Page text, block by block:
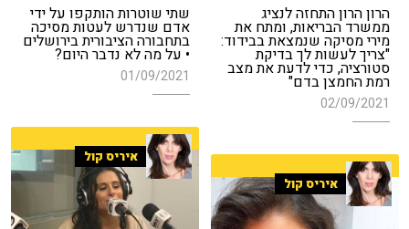
הרון הרון התחזה לנציג
ממשרד הבריאות, ומתח את
מירי מסיקה שנמצאת בבידוד:
"צריך לעשות לך בדיקת
סטורציה, כדי לדעת את מצב
רמת החמצן בדם"
02/09/2021
שתי שוטרות הותקפו על ידי
אדם שנדרש לעטות מסיכה
בתחבורה הציבורית בירושלים
• על מה לא נדבר היום?
01/09/2021
איריס קול
איריס קול